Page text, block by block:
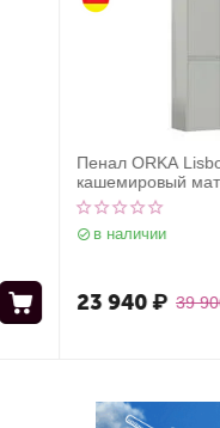
Пенал ORKA Lisbon 40
кашемировый матовый,
универсальный
в наличии
39 900 ₽
23 940₽